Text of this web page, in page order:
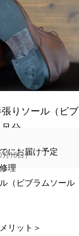
張りソール（ビブ
分
にお届け予定
月15日）
理
（ビブラムソール
リット＞